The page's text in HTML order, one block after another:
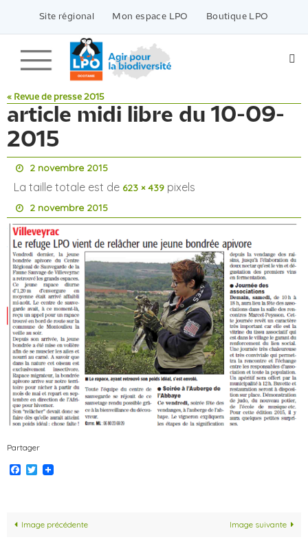
contenu
Site régional Mon espace LPO Boutique LPO
« Revue de presse 2015
article midi libre du 10-09-
2015
2 novembre 2015
La taille totale est de 623 × 439 pixels
2 novembre 2015
Partager
Facebook
Twitter
Image précédente Image suivante